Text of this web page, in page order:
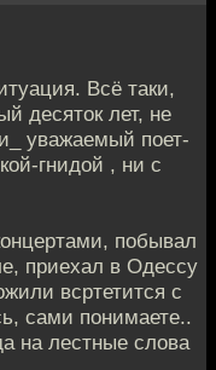
Всё таки,
десяток лет, не
уважаемый поет-
гнидой , ни с
побывал
приехал в Одессу
всртетится с
сами понимаете..
на лестные слова